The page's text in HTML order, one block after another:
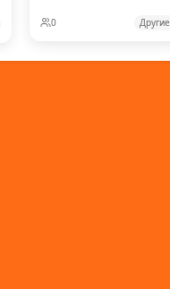
0 Другие